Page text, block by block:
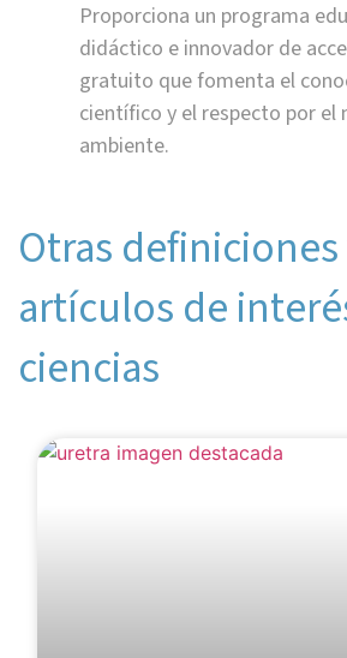
Proporciona un programa
didáctico e innovador de
gratuito que fomenta el
científico y el respecto por el
ambiente.
Otras
artículos de
ciencias